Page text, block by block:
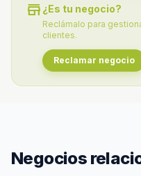
store ¿Es tu negocio?
Reclámalo para
clientes.
Reclamar negocio
Negocios